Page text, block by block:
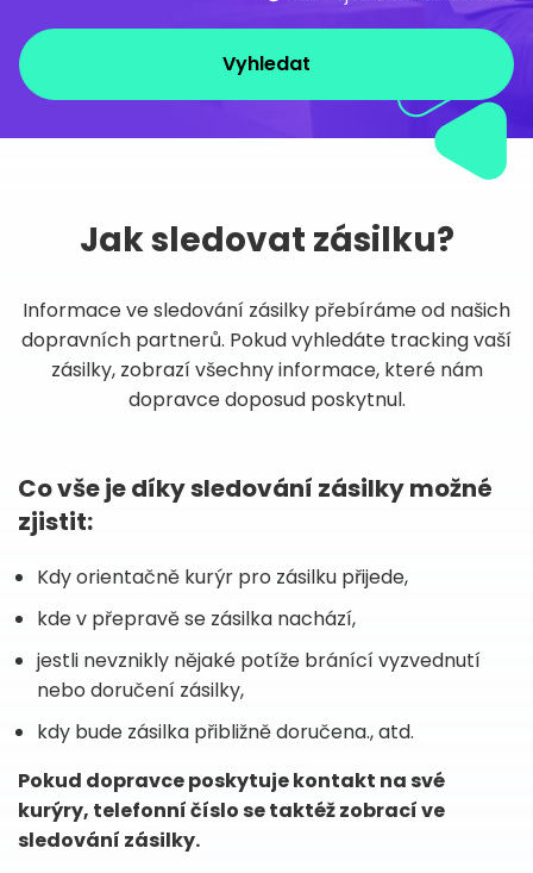
Vyhledat
Jak sledovat zásilku?
Informace ve sledování zásilky přebíráme od našich
dopravních partnerů. Pokud vyhledáte tracking vaší
zásilky, zobrazí všechny informace, které nám
dopravce doposud poskytnul.
Co vše je díky sledování zásilky možné
zjistit:
Kdy orientačně kurýr pro zásilku přijede,
kde v přepravě se zásilka nachází,
jestli nevznikly nějaké potíže bránící vyzvednutí
nebo doručení zásilky,
kdy bude zásilka přibližně doručena., atd.
Pokud dopravce poskytuje kontakt na své
kurýry, telefonní číslo se taktéž zobrací ve
sledování zásilky.